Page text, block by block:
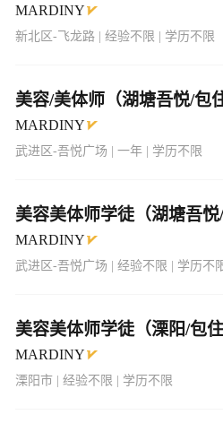
MARDINY
新北区-飞龙路 | 经验不限 | 学历不限
美容/美体师（湖塘吾悦/包
MARDINY
武进区-吾悦广场 | 一年 | 学历不限
美容美体师学徒（湖塘吾悦/
MARDINY
武进区-吾悦广场 | 经验不限 | 学历不
美容美体师学徒（溧阳/包住
MARDINY
溧阳市 | 经验不限 | 学历不限